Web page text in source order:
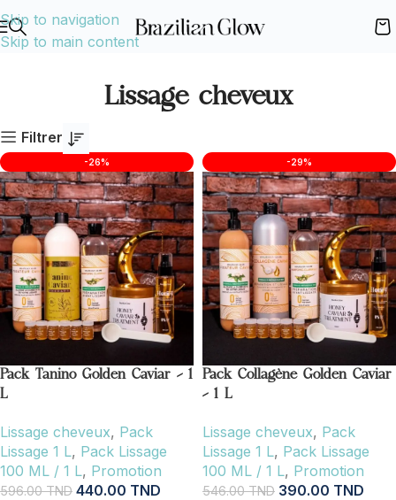
Skip to navigation
Skip to main content
Lissage cheveux
Filtrer
-26%
Pack Tanino Golden Caviar – 1
L
Lissage cheveux, Pack
Lissage 1 L, Pack Lissage
100 ML / 1 L, Promotion
596.00TND 440.00 TND
-29%
Pack Collagène Golden Caviar
– 1 L
Lissage cheveux, Pack
Lissage 1 L, Pack Lissage
100 ML / 1 L, Promotion
546.00TND 390.00 TND